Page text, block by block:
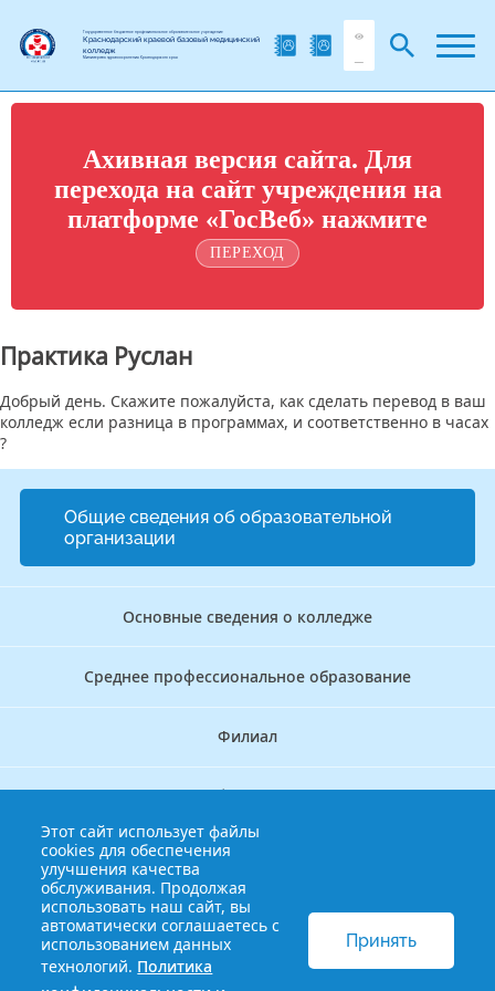
Государственное бюджетное профессиональное образовательное учреждение
Краснодарский краевой базовый медицинский
колледж
Министерства здравоохранения Краснодарского края
Ахивная версия сайта. Для
перехода на сайт учреждения на
платформе «ГосВеб» нажмите
ПЕРЕХОД
Практика Руслан
Добрый день. Скажите пожалуйста, как сделать перевод в ваш
колледж если разница в программах, и соответственно в часах
?
Общие сведения об образовательной
организации
Основные сведения о колледже
Среднее профессиональное образование
Филиал
Дополнительное профессиональное образование
Аккредитационно — симуляционный центр
Бережливый колледж
Этот сайт использует файлы
cookies для обеспечения
улучшения качества
обслуживания. Продолжая
использовать наш сайт, вы
автоматически соглашаетесь с
использованием данных
технологий. Политика
Принять